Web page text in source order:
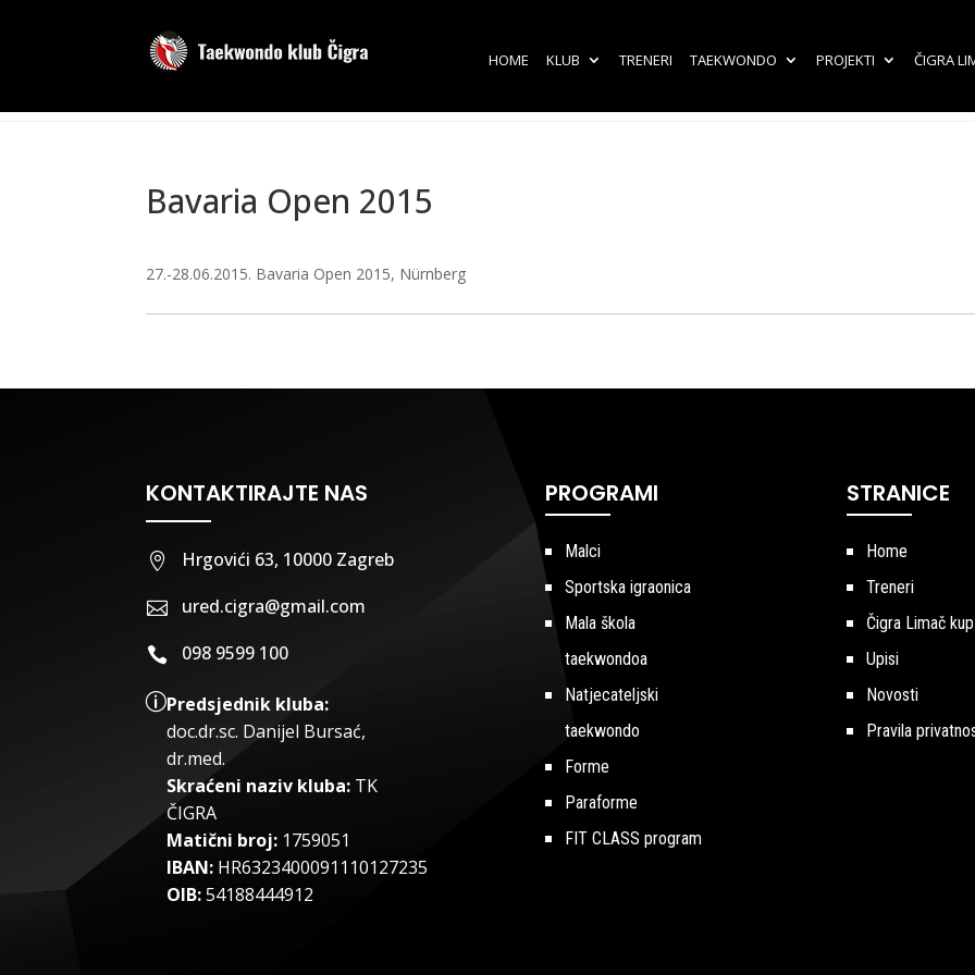
HOME KLUB TRENERI TAEKWONDO PROJEKTI ČIGRA
Bavaria Open 2015
27.-28.06.2015. Bavaria Open 2015, Nürnberg
KONTAKTIRAJTE NAS
 Hrgovići 63, 10000 Zagreb
 ured.cigra@gmail.com
 098 9599 100
pPredsjednik kluba:
doc.dr.sc. Danijel Bursać,
dr.med.
Skraćeni naziv kluba: TK
ČIGRA
Matični broj: 1759051
IBAN: HR6323400091110127235
OIB:54188444912
PROGRAMI
Malci
Sportska igraonica
Mala škola
taekwondoa
Natjecateljski
taekwondo
Forme
Paraforme
FIT CLASS program
STRANICE
Home
Treneri
Čigra Limač kup
Upisi
Novosti
Pravila